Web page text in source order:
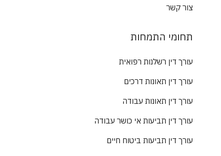
צור קשר
תחומי התמחות
עורך דין רשלנות רפואית
עורך דין תאונות דרכים
עורך דין תאונות עבודה
עורך דין תביעות אי כושר עבודה
עורך דין תביעות ביטוח חיים